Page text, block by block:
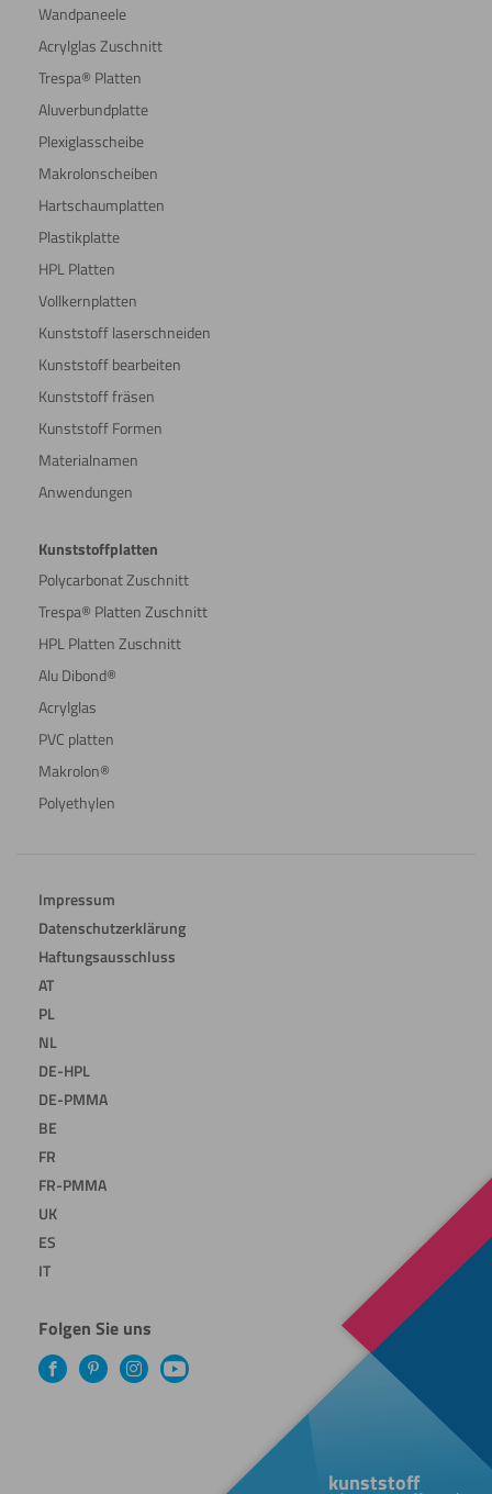
Wandpaneele
Acrylglas Zuschnitt
Trespa® Platten
Aluverbundplatte
Plexiglasscheibe
Makrolonscheiben
Hartschaumplatten
Plastikplatte
HPL Platten
Vollkernplatten
Kunststoff laserschneiden
Kunststoff bearbeiten
Kunststoff fräsen
Kunststoff Formen
Materialnamen
Anwendungen
Kunststoffplatten
Polycarbonat Zuschnitt
Trespa® Platten Zuschnitt
HPL Platten Zuschnitt
Alu Dibond®
Acrylglas
PVC platten
Makrolon®
Polyethylen
Impressum
Datenschutzerklärung
Haftungsausschluss
AT
PL
NL
DE-HPL
DE-PMMA
BE
FR
FR-PMMA
UK
ES
IT
Folgen Sie uns
FacebookPinterestInstagramYouTube
kunststoff